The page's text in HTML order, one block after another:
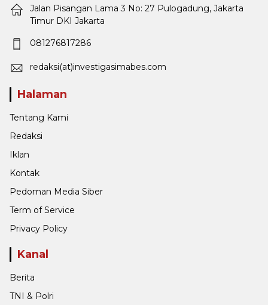
Jalan Pisangan Lama 3 No: 27 Pulogadung, Jakarta
Timur DKI Jakarta
081276817286
redaksi(at)investigasimabes.com
Halaman
Tentang Kami
Redaksi
Iklan
Kontak
Pedoman Media Siber
Term of Service
Privacy Policy
Kanal
Berita
TNI & Polri